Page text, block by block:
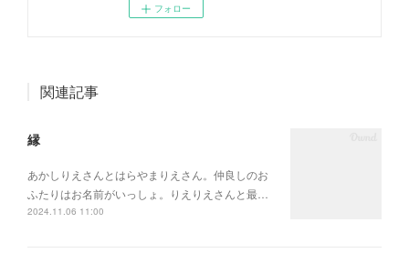
フォロー
関連記事
縁
あかしりえさんとはらやまりえさん。仲良しのお
ふたりはお名前がいっしょ。りえりえさんと最…
2024.11.06 11:00